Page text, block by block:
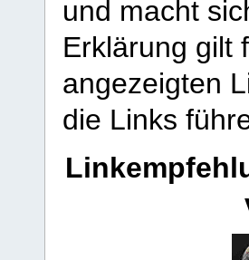
und macht
Erklärung gilt
angezeigten
die Links